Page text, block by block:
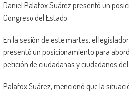
Daniel Palafox Suárez presentó un
Congreso del Estado.
En la sesión de este martes, el
presentó un posicionamiento para
petición de ciudadanas y ciudadanos del
Palafox Suárez, mencionó que la